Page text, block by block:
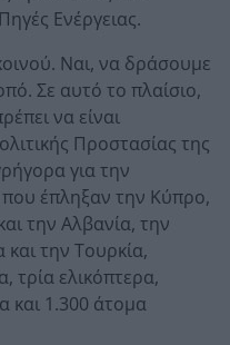
Ενέργειας.
Ναι, να δράσουμε
Σε αυτό το πλαίσιο,
να είναι
Προστασίας της
για την
έπληξαν την Κύπρο,
την Αλβανία, την
την Τουρκία,
τρία ελικόπτερα,
και 1.300 άτομα